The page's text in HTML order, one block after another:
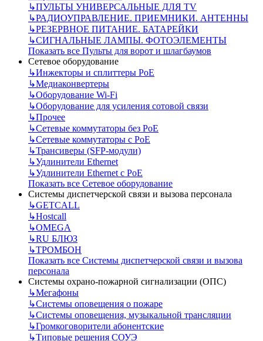
↳ПУЛЬТЫ УНИВЕРСАЛЬНЫЕ ДЛЯ TV
↳РАДИОУПРАВЛЕНИЕ. ПРИЕМНИКИ. АНТЕННЫ
↳РЕЗЕРВНОЕ ПИТАНИЕ. БАТАРЕЙКИ
↳СИГНАЛЬНЫЕ ЛАМПЫ. ФОТОЭЛЕМЕНТЫ
Показать все Пульты для ворот и шлагбаумов
Сетевое оборудование
↳Инжекторы и сплиттеры РоЕ
↳Медиаконвертеры
↳Оборудование Wi-Fi
↳Оборудование для усиления сотовой связи
↳Прочее
↳Сетевые коммутаторы без РоЕ
↳Сетевые коммутаторы с РоЕ
↳Трансиверы (SFP-модули)
↳Удлинители Ethernet
↳Удлинители Ethernet с PoE
Показать все Сетевое оборудование
Системы диспетчерской связи и вызова персонала
↳GETCALL
↳Hostcall
↳OMEGA
↳RU БЛЮЗ
↳ТРОМБОН
Показать все Системы диспетчерской связи и вызова
персонала
Системы охрано-пожарной сигнализации (ОПС)
↳Мегафоны
↳Системы оповещения о пожаре
↳Системы оповещения, музыкальной трансляции
↳Громкоговорители абонентские
↳Типовые решения СОУЭ